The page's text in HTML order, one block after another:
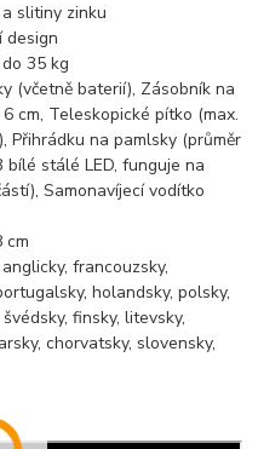
slitiny zinku
design
35 kg
(včetně baterií), Zásobník na
cm, Teleskopické pítko (max.
Přihrádku na pamlsky (průměr
bílé stálé LED, funguje na
Samonavíjecí vodítko
cm
francouzsky,
holandsky, polsky,
finsky, litevsky,
chorvatsky, slovensky,